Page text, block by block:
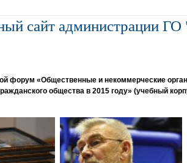
сайт администрации ГО
форум «Общественные и некоммерческие
общества в 2015 году» (учебный